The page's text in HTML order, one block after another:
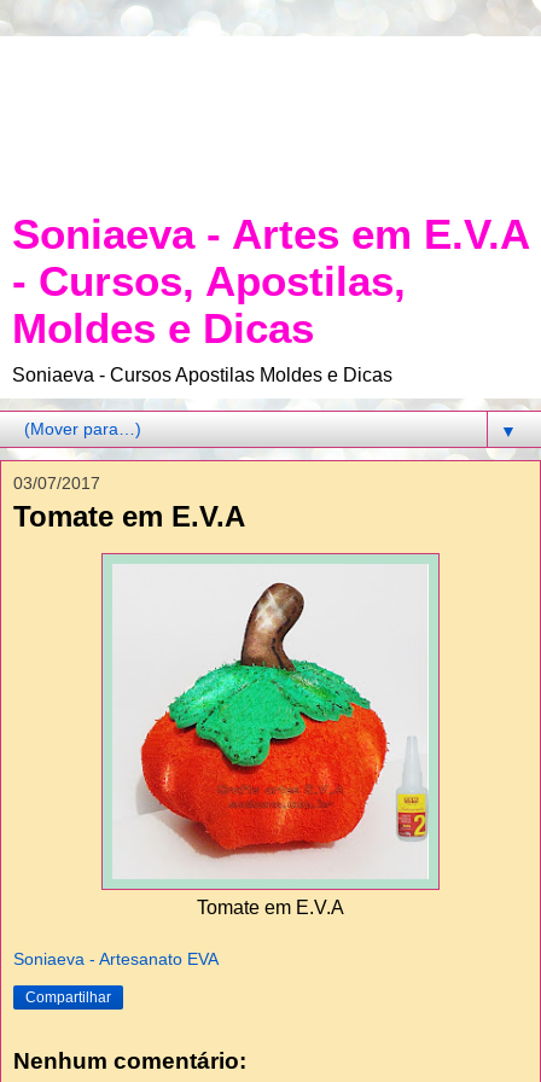
Soniaeva - Artes em E.V.A
- Cursos, Apostilas,
Moldes e Dicas
Soniaeva - Cursos Apostilas Moldes e Dicas
▼
03/07/2017
Tomate em E.V.A
Tomate em E.V.A
Soniaeva - Artesanato EVA
Compartilhar
Nenhum comentário: